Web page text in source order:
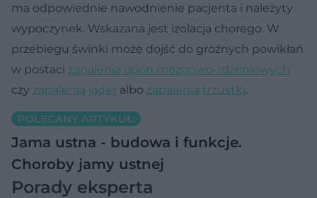
ma odpowiednie nawodnienie pacjenta i należyty
wypoczynek. Wskazana jest izolacja chorego. W
przebiegu świnki może dojść do groźnych powikłań
w postaci zapalenia opon mózgowo-rdzeniowych
czy zapalenia jąder albo zapalenia trzustki.
POLECANY ARTYKUŁ:
Jama ustna - budowa i funkcje.
Choroby jamy ustnej
Porady eksperta